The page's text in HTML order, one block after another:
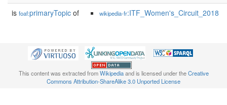
is foaf:primaryTopic of wikipedia-fr:ITF_Women's_Circuit_2018
This content was extracted fromWikipediaand is licensed under theCreative
Commons Attribution-ShareAlike 3.0 Unported License